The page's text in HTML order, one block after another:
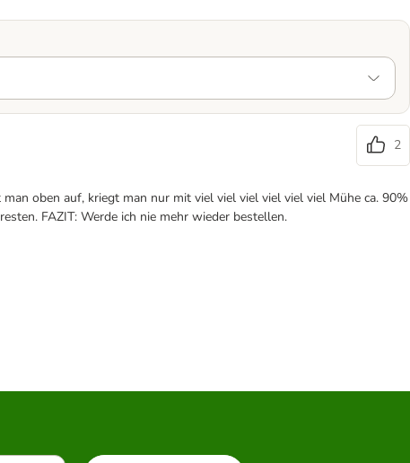
2
oben auf, kriegt man nur mit viel viel viel viel viel viel Mühe ca. 90%
FAZIT: Werde ich nie mehr wieder bestellen.